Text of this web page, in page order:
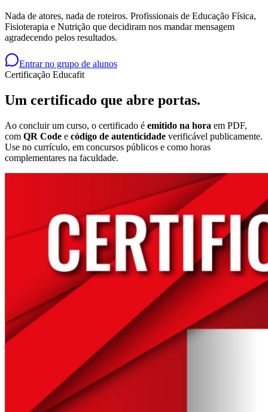
Nada de atores, nada de roteiros. Profissionais de Educação Física,
Fisioterapia e Nutrição que decidiram nos mandar mensagem
agradecendo pelos resultados.
Entrar no grupo de alunos
Certificação Educafit
Um certificado que abre portas.
Ao concluir um curso, o certificado é emitido na hora em PDF,
com QR Code e código de autenticidade verificável publicamente.
Use no currículo, em concursos públicos e como horas
complementares na faculdade.